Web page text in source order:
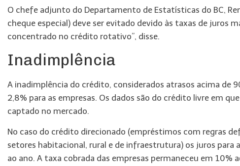
O chefe adjunto do Departamento de Estatísticas do BC,
cheque especial) deve ser evitado devido às taxas de juros
concentrado no crédito rotativo”, disse.
Inadimplência
A inadimplência do crédito, considerados atrasos acima de
2,8% para as empresas. Os dados são do crédito livre em
captado no mercado.
No caso do crédito direcionado (empréstimos com regras
setores habitacional, rural e de infraestrutura) os juros para
ao ano. A taxa cobrada das empresas permaneceu em 10%